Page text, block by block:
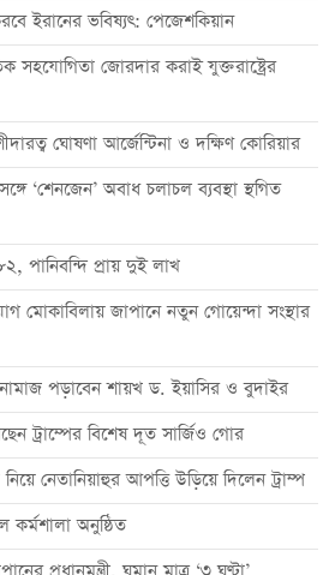
ইরানের ভবিষ্যৎ: পেজেশকিয়ান
সহযোগিতা জোরদার করাই যুক্তরাষ্ট্রের
ঘোষণা আর্জেন্টিনা ও দক্ষিণ কোরিয়ার
‘শেনজেন’ অবাধ চলাচল ব্যবস্থা স্থগিত
পানিবন্দি প্রায় দুই লাখ
মোকাবিলায় জাপানে নতুন গোয়েন্দা সংস্থার
পড়াবেন শায়খ ড. ইয়াসির ও বুদাইর
ট্রাম্পের বিশেষ দূত সার্জিও গোর
নেতানিয়াহুর আপত্তি উড়িয়ে দিলেন ট্রাম্প
কর্মশালা অনুষ্ঠিত